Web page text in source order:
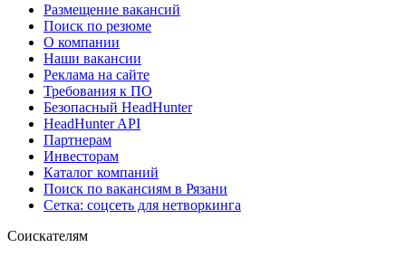
Размещение вакансий
Поиск по резюме
О компании
Наши вакансии
Реклама на сайте
Требования к ПО
Безопасный HeadHunter
HeadHunter API
Партнерам
Инвесторам
Каталог компаний
Поиск по вакансиям в Рязани
Сетка: соцсеть для нетворкинга
Соискателям